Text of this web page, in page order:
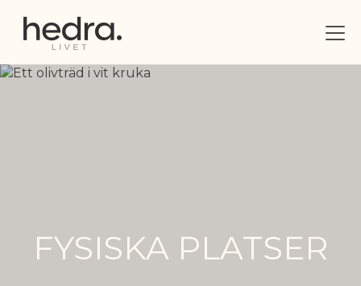
FYSISKA PLATSER